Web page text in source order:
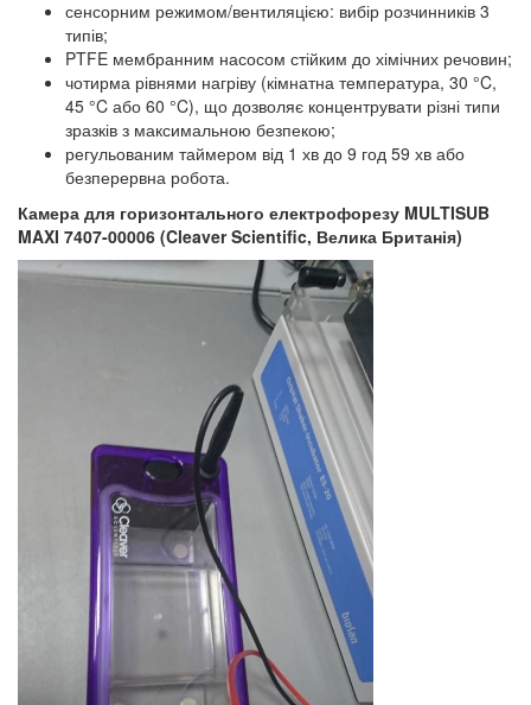
сенсорним режимом/вентиляцією: вибір розчинників 3
типів;
PTFE мембранним насосом стійким до хімічних речовин;
чотирма рівнями нагріву (кімнатна температура, 30 °C,
45 °C або 60 °C), що дозволяє концентрувати різні типи
зразків з максимальною безпекою;
регульованим таймером від 1 хв до 9 год 59 хв або
безперервна робота.
Камера для горизонтального електрофорезу MULTISUB
MAXI 7407-00006 (Cleaver Scientific, Велика Британія)